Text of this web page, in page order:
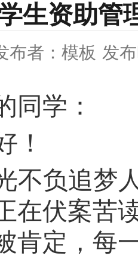
生资助管
布者：模板 发
同学：
！
不负追梦
在伏案苦
肯定，每